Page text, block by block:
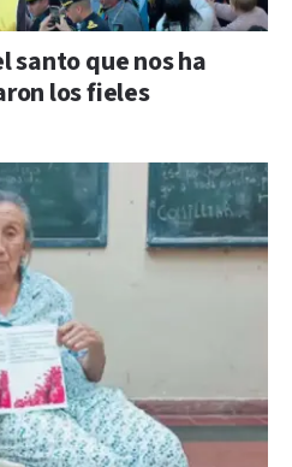
santo que nos ha
los fieles